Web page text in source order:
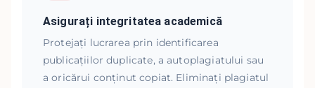
Asigurați integritatea academică
Protejați lucrarea prin identificarea
publicațiilor duplicate, a autoplagiatului sau
a oricărui conținut copiat. Eliminați plagiatul